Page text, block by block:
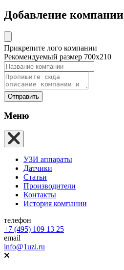
Добавление компании
Прикрепите лого компании
Рекомендуемый размер 700х210
Отправить
Меню
УЗИ аппараты
Датчики
Статьи
Производители
Контакты
История компании
телефон
+7 (495) 109 13 25
email
info@1uzi.ru